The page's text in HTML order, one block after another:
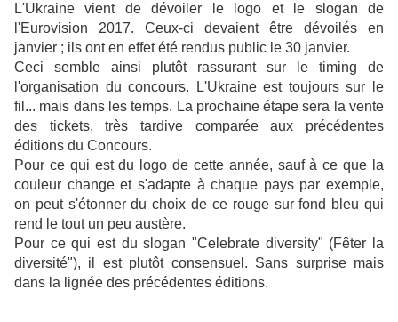
L'Ukraine vient de dévoiler le logo et le slogan de
l'Eurovision 2017. Ceux-ci devaient être dévoilés en
janvier ; ils ont en effet été rendus public le 30 janvier.
Ceci semble ainsi plutôt rassurant sur le timing de
l'organisation du concours. L'Ukraine est toujours sur le
fil... mais dans les temps. La prochaine étape sera la vente
des tickets, très tardive comparée aux précédentes
éditions du Concours.
Pour ce qui est du logo de cette année, sauf à ce que la
couleur change et s'adapte à chaque pays par exemple,
on peut s'étonner du choix de ce rouge sur fond bleu qui
rend le tout un peu austère.
Pour ce qui est du slogan "Celebrate diversity" (Fêter la
diversité"), il est plutôt consensuel. Sans surprise mais
dans la lignée des précédentes éditions.